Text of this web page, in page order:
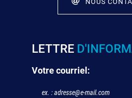
LETTRE
Votre courriel: